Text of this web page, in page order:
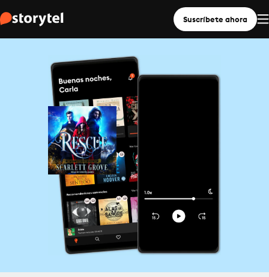
Suscríbete ahora